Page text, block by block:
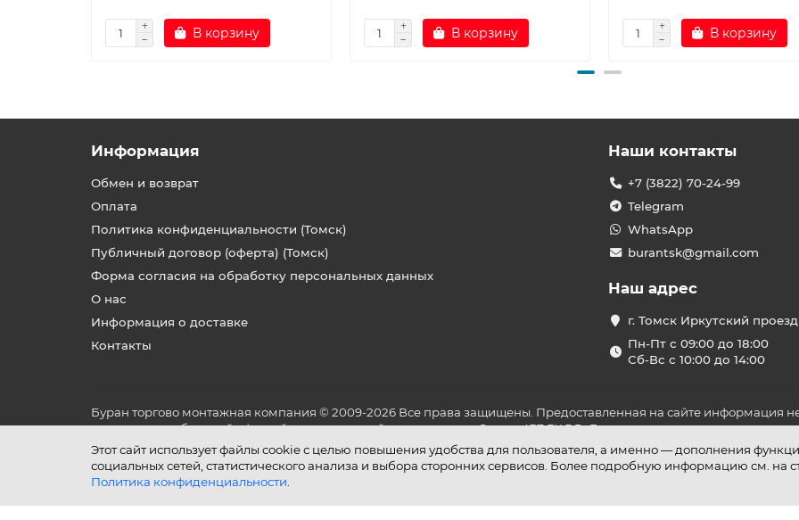
В корзину В корзину В корзину
Этот сайт использует файлы cookie с целью повышения удобства для пользователя, а именно — дополнения
социальных сетей, статистического анализа и выбора сторонних сервисов. Более подробную информацию см. на
Политика конфиденциальности
Информация
Обмен и возврат
Оплата
Политика конфиденциальности (Томск)
Публичный договор (оферта) (Томск)
Форма согласия на обработку персональных данных
О нас
Информация о доставке
Контакты
Наши контакты
+7 (3822) 70-24-99
Telegram
WhatsApp
burantsk@gmail.com
Наш адрес
г. Томск Иркутский проезд
Пн-Пт с 09:00 до 18:00
Сб-Вс с 10:00 до 14:00
Буран торгово монтажная компания © 2009-2026 Все права защищены. Предоставленная на сайте информация
не является публичной офертой, определяемой положениями Статьи 437 ГК РФ. До оплаты товара удостоверьтесь
и условиях его эксплуатации.